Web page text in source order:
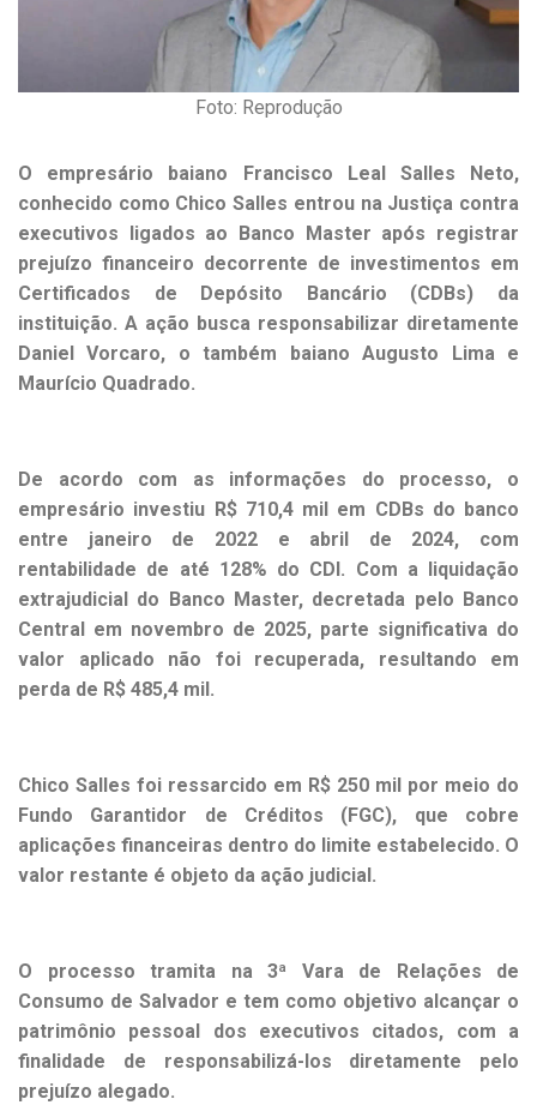
Foto: Reprodução
O empresário baiano Francisco Leal Salles Neto,
conhecido como Chico Salles entrou na Justiça contra
executivos ligados ao Banco Master após registrar
prejuízo financeiro decorrente de investimentos em
Certificados de Depósito Bancário (CDBs) da
instituição. A ação busca responsabilizar diretamente
Daniel Vorcaro, o também baiano Augusto Lima e
Maurício Quadrado.
De acordo com as informações do processo, o
empresário investiu R$ 710,4 mil em CDBs do banco
entre janeiro de 2022 e abril de 2024, com
rentabilidade de até 128% do CDI. Com a liquidação
extrajudicial do Banco Master, decretada pelo Banco
Central em novembro de 2025, parte significativa do
valor aplicado não foi recuperada, resultando em
perda de R$ 485,4 mil.
Chico Salles foi ressarcido em R$ 250 mil por meio do
Fundo Garantidor de Créditos (FGC), que cobre
aplicações financeiras dentro do limite estabelecido. O
valor restante é objeto da ação judicial.
O processo tramita na 3ª Vara de Relações de
Consumo de Salvador e tem como objetivo alcançar o
patrimônio pessoal dos executivos citados, com a
finalidade de responsabilizá-los diretamente pelo
prejuízo alegado.